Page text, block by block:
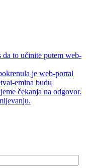
to učinite putem web-
je web-portal
emina budu
čekanja na odgovor.